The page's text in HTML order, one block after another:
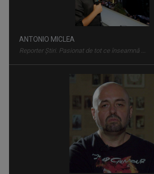
VASILE HOTEA-FERNEZAN
Din 2014 este realizator şi gazdă a ...